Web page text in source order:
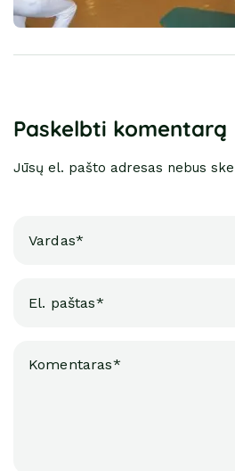
Paskelbti komentarą
Jūsų el. pašto adresas nebus